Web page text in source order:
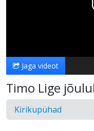
Jaga videot
Timo Lige
Kirikupühad